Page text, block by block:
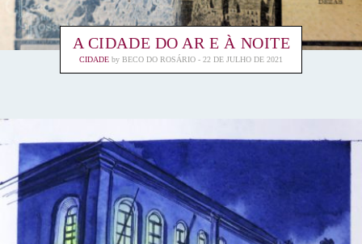
A CIDADE DO AR E À NOITE
CIDADE byBECO DO ROSÁRIO 22 DE JULHO DE 2021